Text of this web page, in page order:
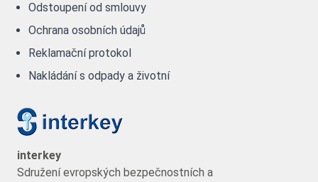
Odstoupení od smlouvy
Ochrana osobních údajů
Reklamační protokol
Nakládání s odpady a životní
interkey
Sdružení evropských bezpečnostních a